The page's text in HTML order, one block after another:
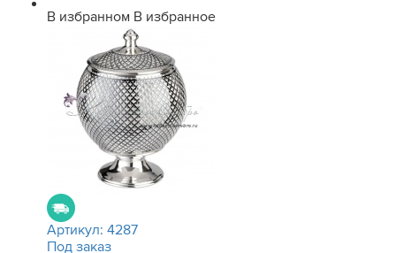
В избранном В избранное
Артикул: 4287
Под заказ